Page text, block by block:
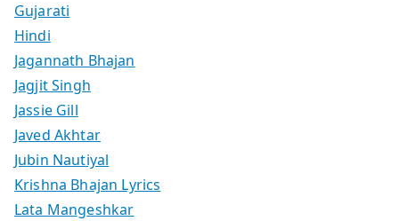
Gujarati
Hindi
Jagannath Bhajan
Jagjit Singh
Jassie Gill
Javed Akhtar
Jubin Nautiyal
Krishna Bhajan Lyrics
Lata Mangeshkar